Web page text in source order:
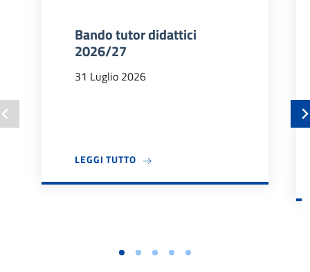
Bando tutor didattici
2026/27
31 Luglio 2026
LEGGI TUTTOA PROPOSITO DI BANDO TUTOR